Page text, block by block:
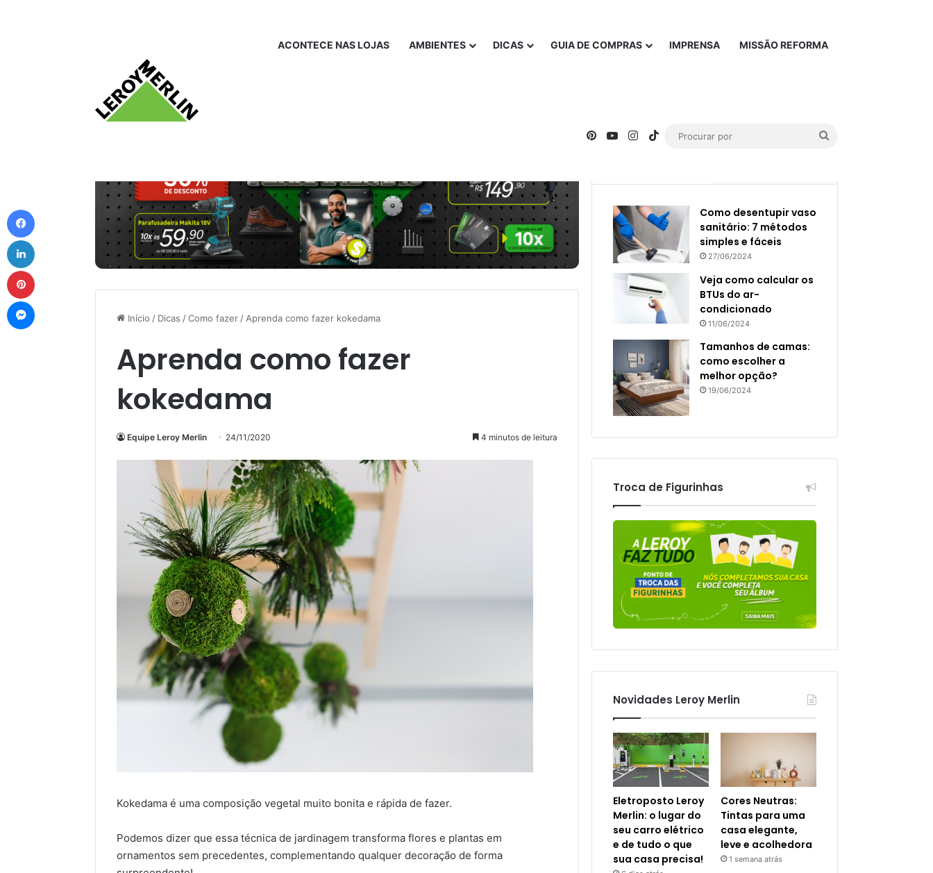
ACONTECE NAS LOJAS AMBIENTES DICAS GUIA DE COMPRAS IMPRENSA MISSÃO REFORMA
PinterestYouTubeInstagram
TikTok
Início / Dicas /Como fazer / Aprenda como fazer kokedama
Aprenda como fazer
kokedama
Equipe Leroy Merlin 24/11/2020 4 minutos de leitura
Kokedama é uma composição vegetal muito bonita e rápida de fazer.
Podemos dizer que essa técnica de jardinagem transforma flores e plantas em
ornamentos sem precedentes, complementando qualquer decoração de forma
Como desentupir vaso
sanitário: 7 métodos
simples e fáceis
27/06/2024
Veja como calcular os
BTUs do ar-
condicionado
11/06/2024
Tamanhos de camas:
como escolher a
melhor opção?
19/06/2024
Troca de Figurinhas
Novidades Leroy Merlin
Eletroposto Leroy
Merlin: o lugar do
seu carro elétrico
e de tudo o que
sua casa precisa!
Cores Neutras:
Tintas para uma
casa elegante,
leve e acolhedora
1 semana atrás